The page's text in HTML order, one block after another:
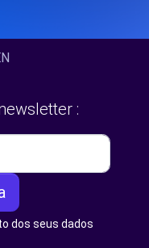
:
dos seus dados